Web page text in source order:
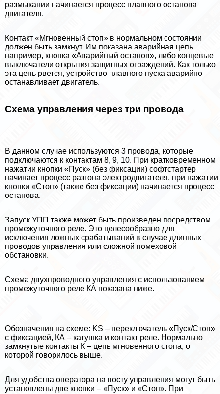
размыкании начинается процесс плавного останова
двигателя.
Контакт «Мгновенный стоп» в нормальном состоянии
должен быть замкнут. Им показана аварийная цепь,
например, кнопка «Аварийный останов», либо концевые
выключатели открытия защитных ограждений. Как только
эта цепь рвется, устройство плавного пуска аварийно
останавливает двигатель.
Схема управления через три провода
В данном случае используются 3 провода, которые
подключаются к контактам 8, 9, 10. При кратковременном
нажатии кнопки «Пуск» (без фиксации) софтстартер
начинает процесс разгона электродвигателя, при нажатии
кнопки «Стоп» (также без фиксации) начинается процесс
останова.
Запуск УПП также может быть произведен посредством
промежуточного реле. Это целесообразно для
исключения ложных сpaбатываний в случае длинных
проводов управления или сложной помеховой
обстановки.
Схема двухпроводного управления с использованием
промежуточного реле КА показана ниже.
Обозначения на схеме: KS – переключатель «Пуск/Стоп»
с фиксацией, КА – катушка и контакт реле. Нормально
замкнутые контакты К – цепь мгновенного стопа, о
которой говорилось выше.
Для удобства оператора на посту управления могут быть
установлены две кнопки – «Пуск» и «Стоп». При